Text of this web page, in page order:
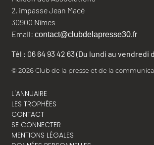
2, impasse Jean Macé
30900 Nîmes
Email: contact@clubdelapresse30.fr
Tél : 06 64 93 42 63 (Du lundi au vendredi
© 2026 Club de la presse et de la
L'ANNUAIRE
LES TROPHÉES
CONTACT
SE CONNECTER
MENTIONS LÉGALES